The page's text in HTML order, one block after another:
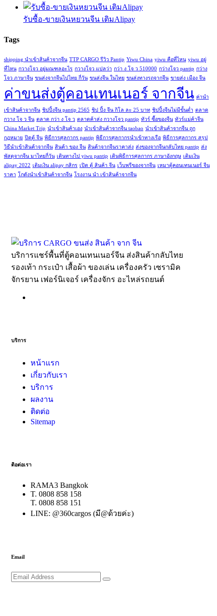
รับซื้อ-ขายเงินหยวนจีน เติมAlipay
Tags
shipping นำเข้าสินค้าจากจีน TTP CARGO รีวิว Pantip Yiwu China yiwu คือที่ไหน yiwu อยู่
ที่ไหน กวางโจว อยู่มณฑลอะไร กวางโจว แปลว่า กว่า ง โจ ว 510000 กว่างโจว pantip กว่าง
โจว ภาษาจีน ขนส่งจากจีนไปไทย กี่วัน ขนส่งจีน ในไทย ขนส่งทางรถจากจีน ขายส่ง เมือง จีน
ค่าขนส่งตู้คอนเทนเนอร์ จากจีน ค่านํา
เข้าสินค้าจากจีน ชิปปิ้งจีน pantip 2565 ชิป ปิ้ง จีน กิโล ละ 25 บาท ชิปปิ้งจีนไม่มีขั้นต่ำ ตลาด
กวาง โจ ว จีน ตลาด กว่า ง โจ ว ตลาดค้าส่ง กวางโจว pantip ทัวร์ ซื้อของจีน ทัวร์แม่ค้าจีน
China Market Trip นำเข้าสินค้าเอง นําเข้าสินค้าจากจีน taobao นําเข้าสินค้าจากจีน ถูก
กฎหมาย ปิดตู้ จีน พิธีการศุลกากร pantip พิธีการศุลกากรนำเข้าทางเรือ พิธีการศุลกากร สรุป
วิธีนําเข้าสินค้าจากจีน สินค้า ของ จีน สินค้าจากจีนราคาส่ง ส่งของจากจีนกลับไทย pantip ส่ง
พัสดุจากจีน มาไทยกี่วัน เดินทางไป yiwu pantip เดินพิธีการศุลกากร ภาษาอังกฤษ เติมเงิน
alipay 2022 เติมเงิน alipay กสิกร เปิด ตู้ สินค้า จีน เว็บพรีของจากจีน เหมาตู้คอนเทนเนอร์ จีน
ราคา
โกดังนําเข้าสินค้าจากจีน โรงงาน นํา เข้าสินค้าจากจีน
บริการแชร์พื้นที่ตู้คอนเทนเนอร์จีน ส่งสินค้ากลับไทย
รองเท้า กระเป๋า เสื้อผ้า ของเล่น เครื่องครัว เซรามิค
จักรยาน เฟอร์นิเจอร์ เครื่องจักร อะไหล่รถยนต์
บริการ
หน้าแรก
เกี่ยวกับเรา
บริการ
ผลงาน
ติดต่อ
Sitemap
ติอต่อเรา
RAMA3 Bangkok
T. 0808 858 158
T. 0808 858 151
LINE: @360cargos (มี@ด้วยค่ะ)
Email